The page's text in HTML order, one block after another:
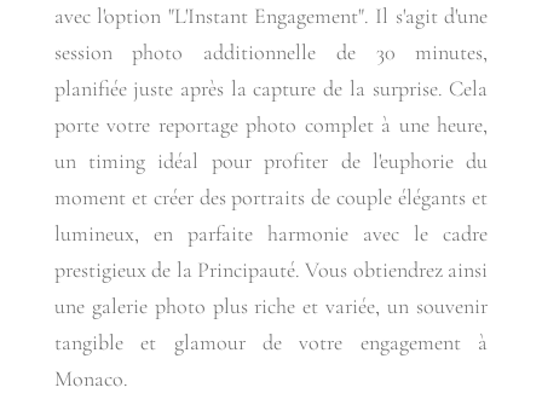
avec l'option "L'Instant Engagement". Il s'agit d'une
session photo additionnelle de 30 minutes,
planifiée juste après la capture de la surprise. Cela
porte votre reportage photo complet à une heure,
un timing idéal pour profiter de l'euphorie du
moment et créer des portraits de couple élégants et
lumineux, en parfaite harmonie avec le cadre
prestigieux de la Principauté. Vous obtiendrez ainsi
une galerie photo plus riche et variée, un souvenir
tangible et glamour de votre engagement à
Monaco.